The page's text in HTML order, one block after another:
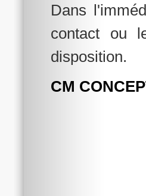
Dans
contact ou
disposition.
CM